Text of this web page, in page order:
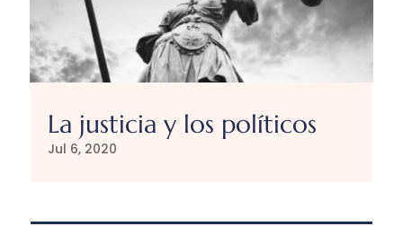
La justicia y los políticos
Jul 6, 2020